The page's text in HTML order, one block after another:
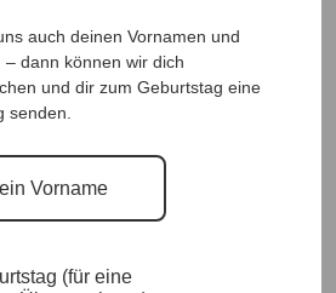
Blau |Gr. UNI 36-42|,
✨
auch deinen Vornamen und
dann können wir dich
und dir zum Geburtstag eine
senden.
(für eine